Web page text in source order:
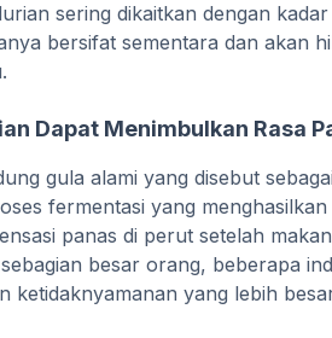
sering dikaitkan dengan
bersifat sementara dan akan
Dapat Menimbulkan Rasa
gula alami yang disebut
fermentasi yang
panas di perut setelah
besar orang, beberapa
ketidaknyamanan yang lebih